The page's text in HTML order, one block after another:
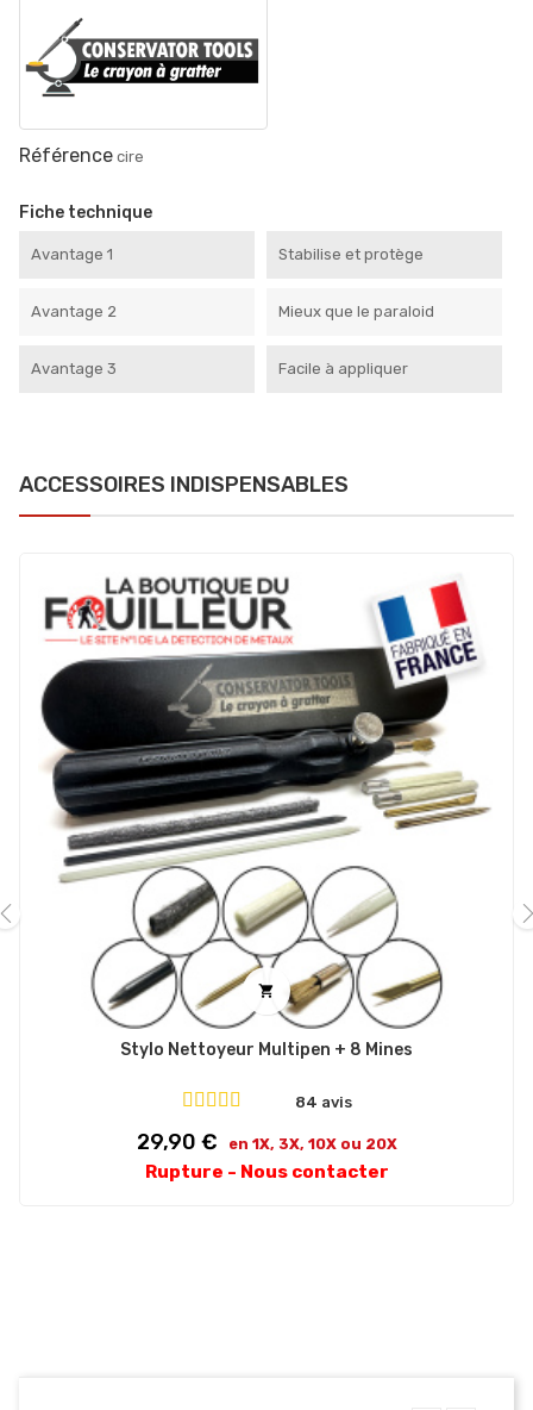
Référence cire
Fiche technique
Avantage 1 Stabilise et protège
Avantage 2 Mieux que le paraloid
Avantage 3 Facile à appliquer
ACCESSOIRES INDISPENSABLES

Stylo Nettoyeur Multipen + 8 Mines
84 avis
Prix
29,90 € en 1X, 3X, 10X ou 20X
Rupture - Nous contacter